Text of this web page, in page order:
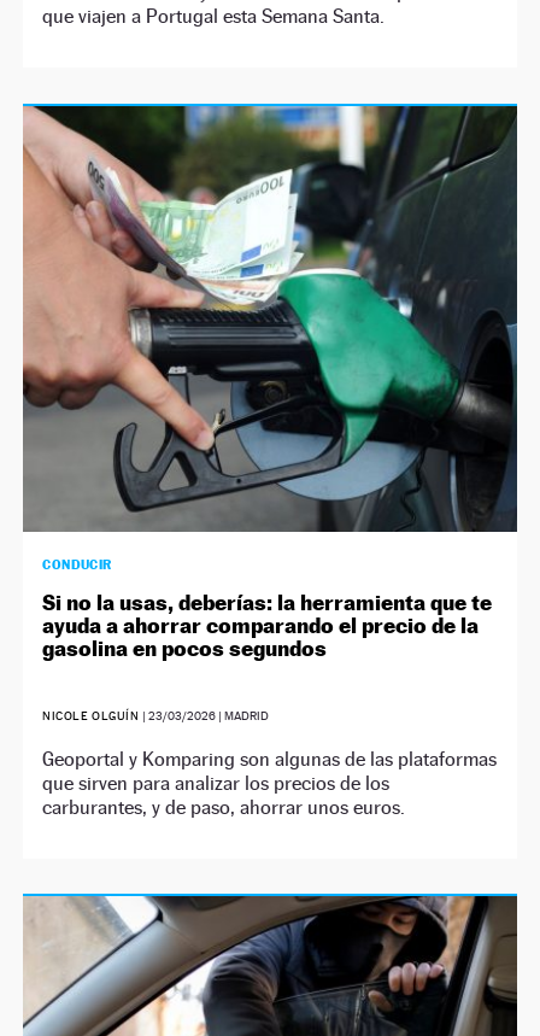
que viajen a Portugal esta Semana Santa.
CONDUCIR
Si no la usas, deberías: la herramienta que te
ayuda a ahorrar comparando el precio de la
gasolina en pocos segundos
NICOLE OLGUÍN | 23/03/2026| MADRID
Geoportal y Komparing son algunas de las plataformas
que sirven para analizar los precios de los
carburantes, y de paso, ahorrar unos euros.